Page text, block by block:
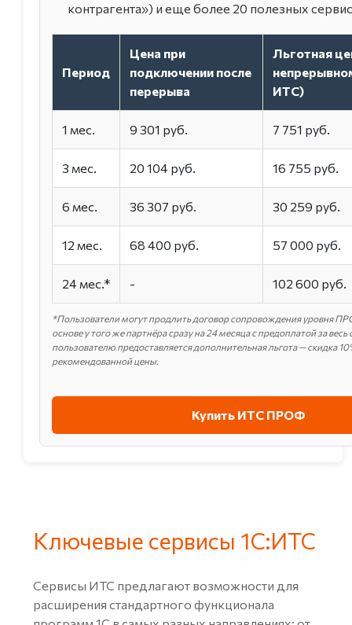
контрагента») и еще более 20 полезных
Период
Цена при
подключении после
перерыва
Льготная
ИТС)
1 мес. 9 301 руб. 7 751 руб.
3 мес. 20 104 руб. 16 755 руб.
6 мес. 36 307 руб. 30 259 руб.
12 мес. 68 400 руб. 57 000 руб.
24 мес.* - 102 600 руб.
*Пользователи могут продлить договор сопровождения уровня
основе у того же партнёра сразу на 24 месяца с предоплатой за весь
пользователю предоставляется дополнительная льгота — скидка
рекомендованной цены.
Купить ИТС ПРОФ
Ключевые сервисы 1С:ИТС
Сервисы ИТС предлагают возможности для
расширения стандартного функционала